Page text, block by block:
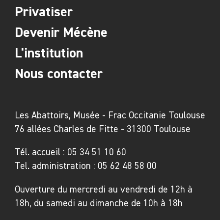
cinquante dernières années.
C'est en effet à travers le multiple que se
révèlent les faces les plus inventives et
dissidentes de Sigmar Polke, son rapport à la
revendiqué de Dada et son voisinage avec
Parmi les expositions marquantes de Sigmar
Polke en France, citons celle du Musée d'art
moderne de la ville de Paris en 1988, celle du
Carré d'art de Nîmes en 1994 et, plus
Grenoble. À partir d'avril 2014 débutera une
rétrospective de l'artiste au MoMA (New York),
Les Abattoirs, Musée - Frac Occitanie Toulouse
76 allées Charles de Fitte - 31300 Toulouse
Tél. accueil : 05 34 51 10 60
Tel. administration : 05 62 48 58 00
Ouverture du mercredi au vendredi de 12h à
18h, du samedi au dimanche de 10h à 18h
Privatiser
Devenir Mécène
L'institution
Nous contacter